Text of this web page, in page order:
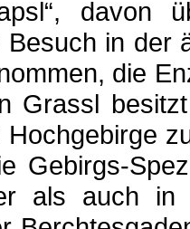
davon
in der
die
Grassl
Hochgebirge
Gebirgs-
als auch